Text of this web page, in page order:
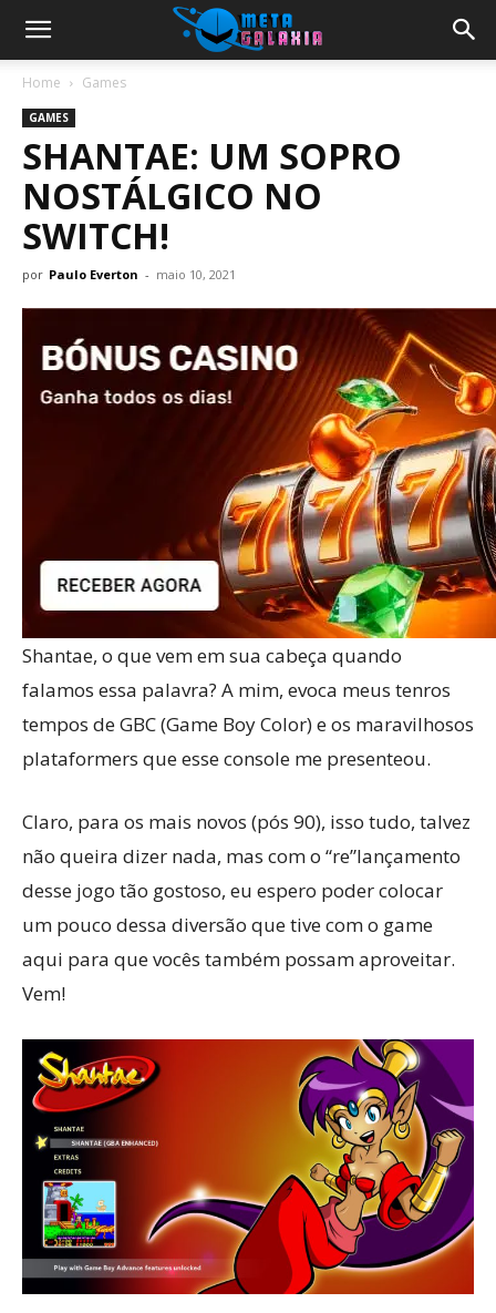
Home Games
GAMES
SHANTAE: UM SOPRO
NOSTÁLGICO NO
SWITCH!
por Paulo Everton - maio 10, 2021
Shantae, o que vem em sua cabeça quando
falamos essa palavra? A mim, evoca meus tenros
tempos de GBC (Game Boy Color) e os maravilhosos
plataformers que esse console me presenteou.
Claro, para os mais novos (pós 90), isso tudo, talvez
não queira dizer nada, mas com o “re”lançamento
desse jogo tão gostoso, eu espero poder colocar
um pouco dessa diversão que tive com o game
aqui para que vocês também possam aproveitar.
Vem!